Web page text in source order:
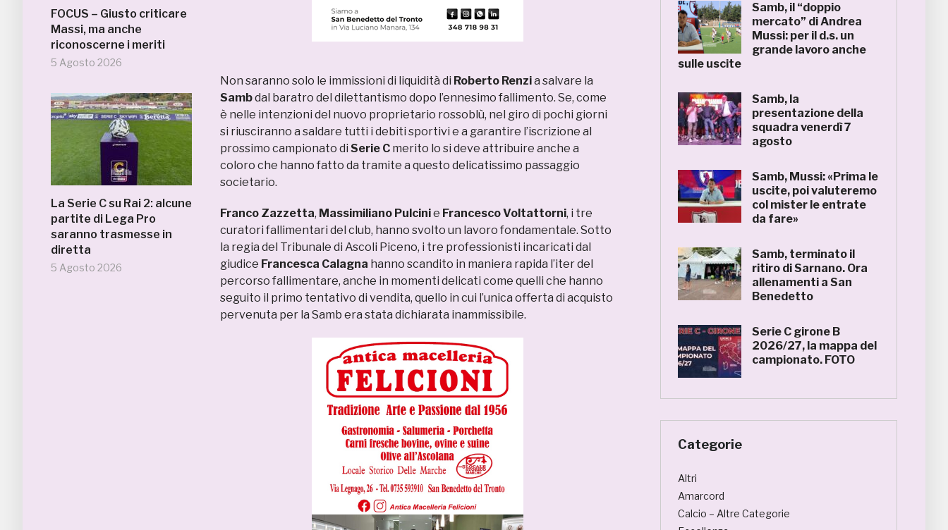
FOCUS – Giusto criticare
Massi, ma anche
riconoscerne i meriti
5 Agosto 2026
La Serie C su Rai 2: alcune
partite di Lega Pro
saranno trasmesse in
diretta
5 Agosto 2026
Non saranno solo le immissioni di liquidità di Roberto Renzia salvare la
Sambdal baratro del dilettantismo dopo l’ennesimo fallimento. Se, come
è nelle intenzioni del nuovo proprietario rossoblù, nel giro di pochi giorni
si riusciranno a saldare tutti i debiti sportivi e a garantire l’iscrizione al
prossimo campionato di Serie C merito lo si deve attribuire anche a
coloro che hanno fatto da tramite a questo delicatissimo passaggio
societario.
Franco Zazzetta, Massimiliano Pulcinie Francesco Voltattorni, i tre
curatori fallimentari del club, hanno svolto un lavoro fondamentale. Sotto
la regia del Tribunale di Ascoli Piceno, i tre professionisti incaricati dal
giudice Francesca Calagna hanno scandito in maniera rapida l’iter del
percorso fallimentare, anche in momenti delicati come quelli che hanno
seguito il primo tentativo di vendita, quello in cui l’unica offerta di acquisto
pervenuta per la Samb era stata dichiarata inammissibile.
Samb, il “doppio
mercato” di Andrea
Mussi: per il d.s. un
grande lavoro anche
sulle uscite
Samb, la
presentazione della
squadra venerdì 7
agosto
Samb, Mussi: «Prima le
uscite, poi valuteremo
col mister le entrate
da fare»
Samb, terminato il
ritiro di Sarnano. Ora
allenamenti a San
Benedetto
Serie C girone B
2026/27, la mappa del
campionato. FOTO
Categorie
Altri
Amarcord
Calcio – Altre Categorie